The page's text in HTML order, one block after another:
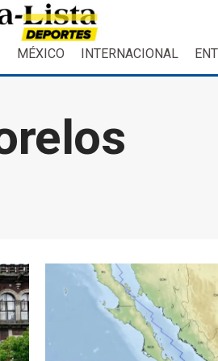
MÉXICO INTERNACIONAL